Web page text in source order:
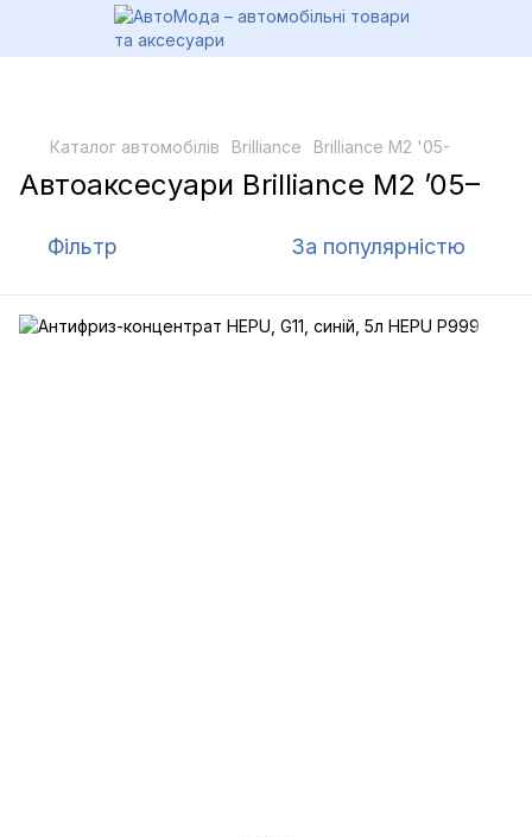
Каталог автомобілів Brilliance Brilliance M2 '05-
Автоаксесуари Brilliance M2 ’05–
Фільтр За популярністю